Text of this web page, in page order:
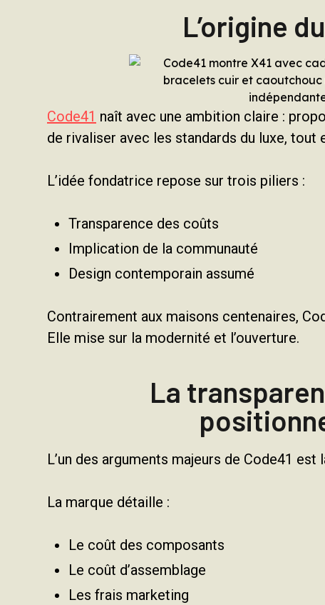
L’origine
Code41 naît avec une ambition claire :
de rivaliser avec les standards du luxe,
L’idée fondatrice repose sur trois piliers :
Transparence des coûts
Implication de la communauté
Design contemporain assumé
Contrairement aux maisons centenaires,
Elle mise sur la modernité et l’ouverture.
La
L’un des arguments majeurs de Code41 est
La marque détaille :
Le coût des composants
Le coût d’assemblage
Les frais marketing